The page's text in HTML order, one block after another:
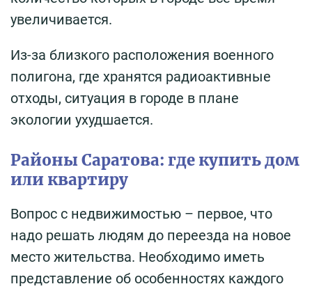
увеличивается.
Из-за близкого расположения военного
полигона, где хранятся радиоактивные
отходы, ситуация в городе в плане
экологии ухудшается.
Районы Саратова: где купить дом
или квартиру
Вопрос с недвижимостью – первое, что
надо решать людям до переезда на новое
место жительства. Необходимо иметь
представление об особенностях каждого